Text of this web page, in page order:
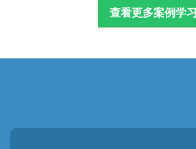
查看更多案例学习